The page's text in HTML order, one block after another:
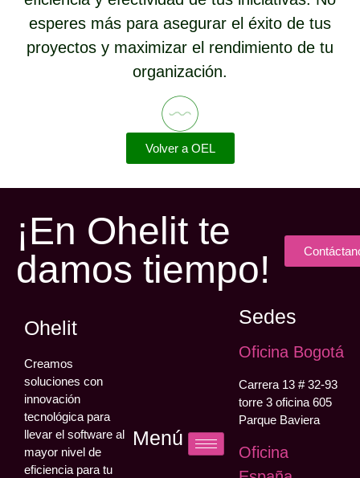
esperes más para asegurar el éxito de tus
proyectos y maximizar el rendimiento de tu
organización.
Volver a OEL
Ohelit
Creamos
soluciones con
innovación
tecnológica para
llevar el software al
mayor nivel de
eficiencia para tu
Menú
Sedes
Oficina Bogotá
Carrera 13 # 32-93
torre 3 oficina 605
Parque Baviera
Oficina
¡En Ohelit te
damos tiempo!